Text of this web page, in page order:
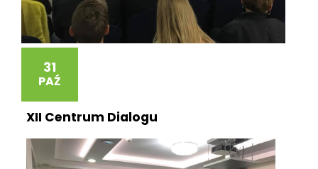
31
PAŹ
XII Centrum Dialogu